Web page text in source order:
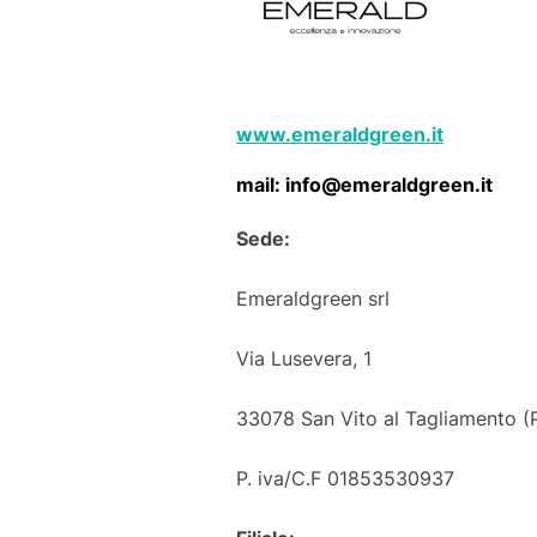
www.emeraldgreen.it
mail: info@emeraldgreen.it
Sede:
Emeraldgreen srl
Via Lusevera, 1
33078 San Vito al Tagliamento
P. iva/C.F 01853530937